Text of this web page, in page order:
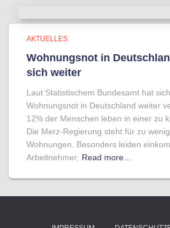
AKTUELLES
Wohnungsnot in
sich weiter
Laut Statistischem Bundesamt hat
Wohnungsnot in Deutschland weiter
12% der Menschen leben in einer zu
Die Merz-Regierung steht für zu
Wohnungen. Besonders leiden
Arbeitnehmer, Read more…